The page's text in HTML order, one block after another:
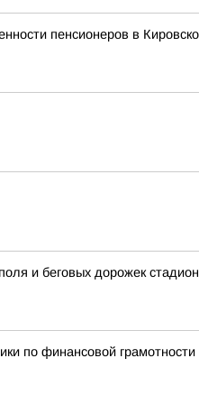
пенсионеров в
и беговых дорожек
по финансовой грамотности